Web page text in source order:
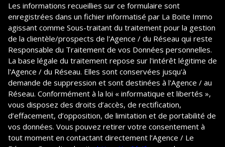
Les informations recueillies sur ce formulaire sont
enregistrées dans un fichier informatisé par La Boite Immo
agissant comme Sous-traitant du traitement pour la gestion
de la clientèle/prospects de l'Agence / du Réseau qui reste
Responsable du Traitement de vos Données personnelles.
La base légale du traitement repose sur l'intérêt légitime de
l'Agence / du Réseau. Elles sont conservées jusqu'à
demande de suppression et sont destinées à l'Agence / au
Réseau. Conformément à la loi « informatique et libertés »,
vous disposez des droits d’accès, de rectification,
d’effacement, d’opposition, de limitation et de portabilité de
vos données. Vous pouvez retirer votre consentement à
tout moment en contactant directement l’Agence / Le